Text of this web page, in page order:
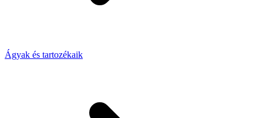
Ágyak és tartozékaik